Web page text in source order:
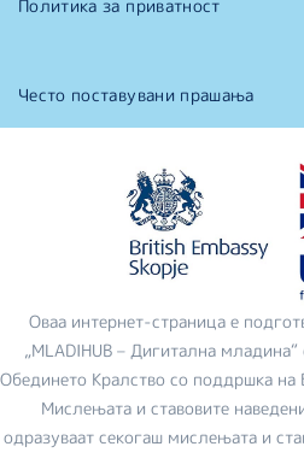
Политика за приватност
Често поставувани прашања
Оваа интернет-страница е
„MLADIHUB – Дигитална
Обединето Кралство со поддршка на
Мислењата и ставовите
одразуваат секогаш мислењата и